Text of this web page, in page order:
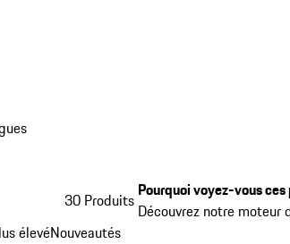
élevéNouveautés
30 Produits Pourquoi voyez-vous
Découvrez notre moteur